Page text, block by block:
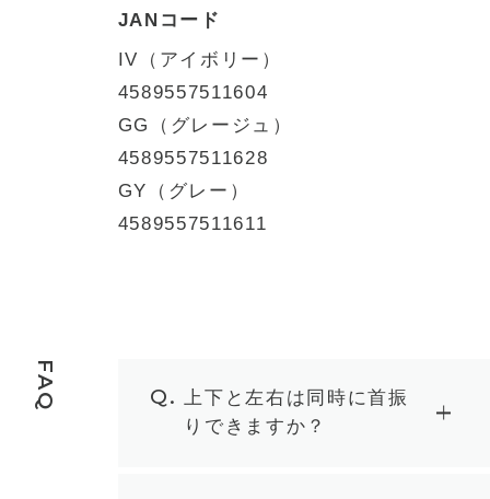
JANコード
IV（アイボリー）
4589557511604
GG（グレージュ）
4589557511628
GY（グレー）
4589557511611
FAQ Q. 上下と左右は同時に首振
りできますか？